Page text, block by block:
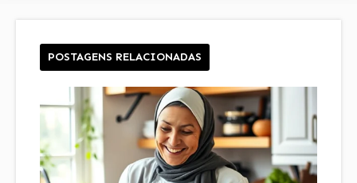
POSTAGENS RELACIONADAS